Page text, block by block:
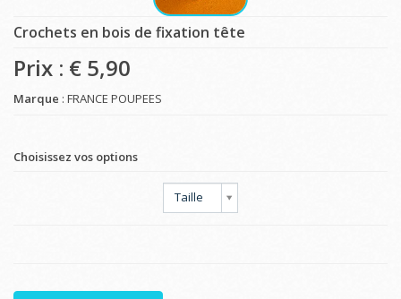
Crochets en bois de fixation tête
Prix : € 5,90
Marque : FRANCE POUPEES
Choisissez vos options
Taille